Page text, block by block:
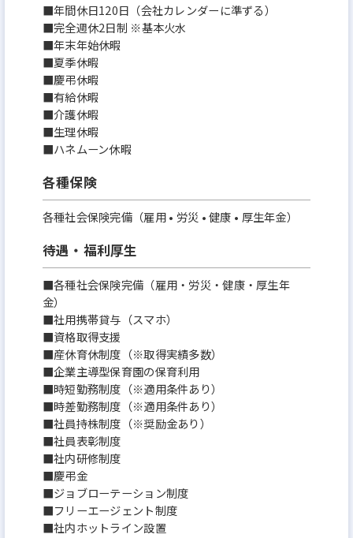
■年間休日120日（会社カレンダーに準ずる）
■完全週休2日制 ※基本火水
■年末年始休暇
■夏季休暇
■慶弔休暇
■有給休暇
■介護休暇
■生理休暇
■ハネムーン休暇
各種保険
各種社会保険完備（雇用 • 労災 • 健康 • 厚生年金）
待遇・福利厚生
■各種社会保険完備（雇用・労災・健康・厚生年
金）
■社用携帯貸与（スマホ）
■資格取得支援
■産休育休制度（※取得実績多数）
■企業主導型保育園の保育利用
■時短勤務制度（※適用条件あり）
■時差勤務制度（※適用条件あり）
■社員持株制度（※奨励金あり）
■社員表彰制度
■社内研修制度
■慶弔金
■ジョブローテーション制度
■フリーエージェント制度
■社内ホットライン設置